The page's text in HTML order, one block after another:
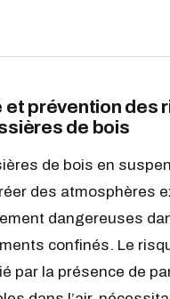
et prévention des
de bois
de bois en
des atmosphères
dangereuses
confinés. Le
par la présence de